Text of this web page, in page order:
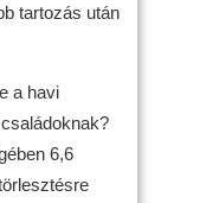
tartozás után
a havi
6,6